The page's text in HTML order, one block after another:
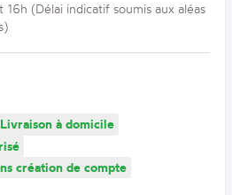
16h (Délai indicatif soumis aux aléas
Livraison à domicile
création de compte